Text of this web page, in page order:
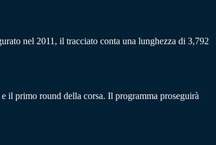
nel 2011, il tracciato conta una lunghezza di 3,792
il primo round della corsa. Il programma proseguirà